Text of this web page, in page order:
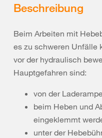
Beschreibung
Beim Arbeiten mit
es zu schweren Unfälle
vor der hydraulisch
Hauptgefahren sind:
von der
beim Heben und
eingeklemmt
unter der